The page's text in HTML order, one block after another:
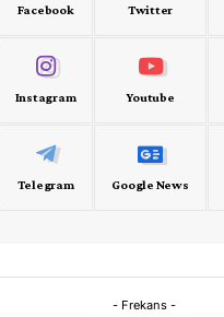
Facebook Twitter
Instagram Youtube
Telegram Google News
- Frekans -